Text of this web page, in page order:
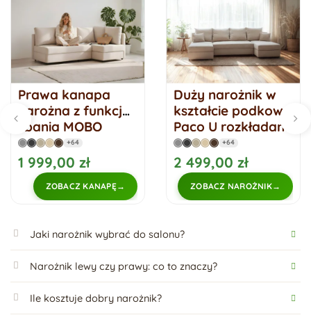
Prawa kanapa
narożna z funkcją
spania MOBO
rozkładany
narożnik
+64
1 999,00 zł
ZOBACZ KANAPĘ
Duży narożnik w
kształcie podkowy
Paco U rozkładany
z funkcją spania
+64
2 499,00 zł
ZOBACZ NAROŻNIK
Jaki narożnik wybrać do salonu?
Narożnik lewy czy prawy: co to znaczy?
Ile kosztuje dobry narożnik?